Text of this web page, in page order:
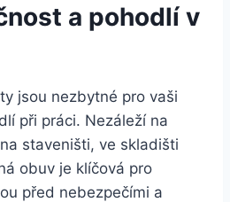
a ⁤pohodlí⁤ v
‍jsou⁤ nezbytné pro vaši
při ‍práci. Nezáleží na
staveništi, ve skladišti
⁣obuv ⁤je klíčová pro
před nebezpečími a